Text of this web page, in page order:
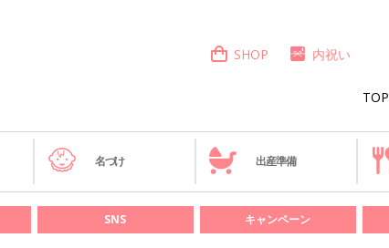
TOP
SHOP 内祝い
名づけ 出産準備
SNS キャンペーン